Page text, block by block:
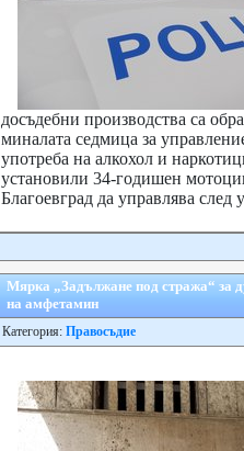
досъдебни производства са
миналата седмица за
употреба на алкохол и
установили 34-годишен
Благоевград да управлява след
Мярка „Задължане под стража“ за
на амфетамин
Категория: Правосъдие